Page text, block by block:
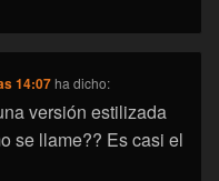
14:07 ha dicho:
versión estilizada
se llame?? Es casi el